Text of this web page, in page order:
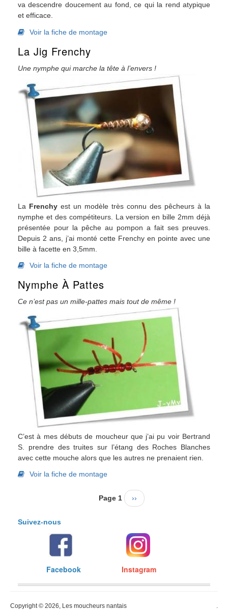
va descendre doucement au fond, ce qui la rend atypique
et efficace.
Voir la fiche de montage
La Jig Frenchy
Une nymphe qui marche la tête à l’envers !
La Frenchy est un modèle très connu des pêcheurs à la
nymphe et des compétiteurs. La version en bille 2mm déjà
présentée pour la pêche au pompon a fait ses preuves.
Depuis 2 ans, j’ai monté cette Frenchy en pointe avec une
bille à facette en 3,5mm.
Voir la fiche de montage
Nymphe À Pattes
Ce n’est pas un mille-pattes mais tout de même !
C’est à mes débuts de moucheur que j’ai pu voir Bertrand
S. prendre des truites sur l’étang des Roches Blanches
avec cette mouche alors que les autres ne prenaient rien.
Voir la fiche de montage
Page 1
Page
suivante
››
Suivez-nous
Facebook Instagram
Copyright © 2026, Les moucheurs nantais .